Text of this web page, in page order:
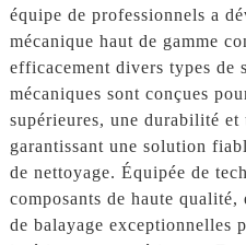
équipe de professionnels a
mécanique haut de gamme
efficacement divers types de
mécaniques sont conçues
supérieures, une durabilité
garantissant une solution
de nettoyage. Équipée de
composants de haute
de balayage exceptionnelles